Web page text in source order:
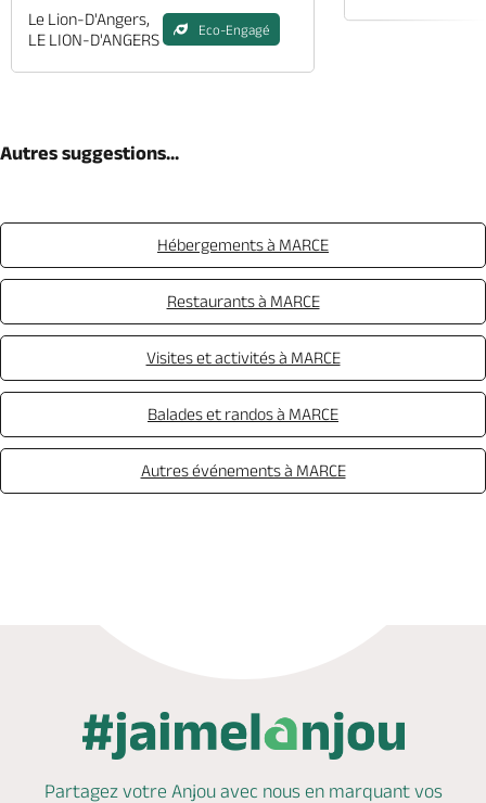
Le Lion-D'Angers,
LE LION-D'ANGERS
Eco-Engagé
Autres suggestions...
Hébergements à MARCE
Restaurants à MARCE
Visites et activités à MARCE
Balades et randos à MARCE
Autres événements à MARCE
Partagez votre Anjou avec nous en marquantvos